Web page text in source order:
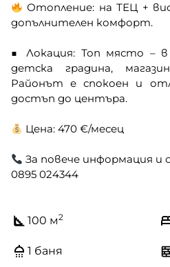
Отопление: на ТЕЦ +
допълнителен комфорт.
■ Локация: Топ място –
детска градина,
Районът е спокоен и
достъп до центъра.
Цена: 470 €/месец
За повече информация и
0895 024344
100 м2
1 баня